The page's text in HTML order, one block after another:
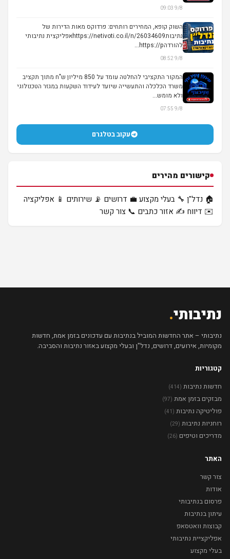
9/8 09:03
השוק קופא, המחירים רותחים: פרדוקס מאות הדירות של
נתיבותhttps://netivoti.co.il/n/26034609אפליקצית נתיבותי
להורדהhttps://p...
9/8 08:52
המקור התקציבי להחלטה עומד על 850 מיליון ש"ח מתוך תקציב
משרד הכלכלה והתעשייה שיועד לעידוד השקעות במגזר הטכנולוגי
ולא מומש...
9/8 07:55
עקוב בטלגרם
קישורים מהירים
🏠 נדל"ן 🔧 בעלי מקצוע 💼 דרושים 📡 שירותים 📱 אפליקציה
✉️ דיווח ✍️ אזור כתבים 📞 צור קשר
נתיבותי.
נתיבותי – אתר החדשות המוביל בנתיבות עם עדכונים בזמן אמת, חדשות
מקומיות, אירועים, דרושים, נדל"ן ובעלי מקצוע באזור נתיבות והסביבה.
קטגוריות
חדשות נתיבות (414)
מבזקים בזמן אמת (97)
פוליטיקה נתיבות (41)
רוחניות נתיבות (29)
מדריכים וטיפים (26)
האתר
צור קשר
אודות
פרסום בנתיבותי
עיתון בנתיבות
קבוצות וואטסאפ
אפליקציית נתיבותי
בעלי מקצוע